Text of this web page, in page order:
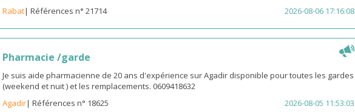
Rabat| Références n° 21714 2026-08-06 17:16:08
Pharmacie /garde
Je suis aide pharmacienne de 20 ans d'expérience sur Agadir disponible pour toutes les gardes
(weekend et nuit ) et les remplacements. 0609418632
Agadir| Références n° 18625 2026-08-05 11:53:03